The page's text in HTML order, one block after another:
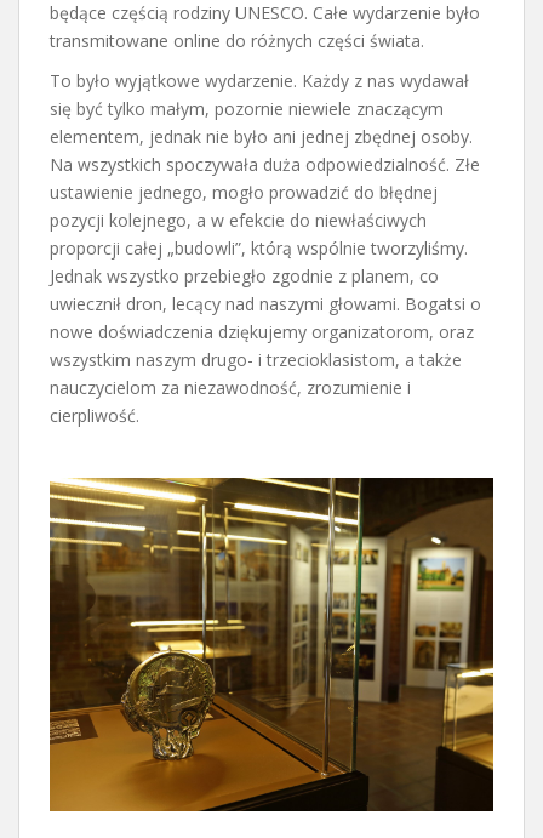
będące częścią rodziny UNESCO. Całe wydarzenie było
transmitowane online do różnych części świata.
To było wyjątkowe wydarzenie. Każdy z nas wydawał
się być tylko małym, pozornie niewiele znaczącym
elementem, jednak nie było ani jednej zbędnej osoby.
Na wszystkich spoczywała duża odpowiedzialność. Złe
ustawienie jednego, mogło prowadzić do błędnej
pozycji kolejnego, a w efekcie do niewłaściwych
proporcji całej „budowli”, którą wspólnie tworzyliśmy.
Jednak wszystko przebiegło zgodnie z planem, co
uwiecznił dron, lecący nad naszymi głowami. Bogatsi o
nowe doświadczenia dziękujemy organizatorom, oraz
wszystkim naszym drugo- i trzecioklasistom, a także
nauczycielom za niezawodność, zrozumienie i
cierpliwość.